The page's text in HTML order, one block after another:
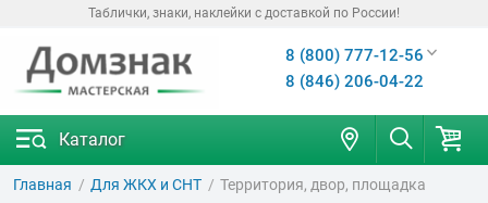
Таблички, знаки, наклейки с доставкой по России!
8 (800) 777-12-56
8 (846) 206-04-22
Каталог
Главная Для ЖКХ и СНТ Территория, двор, площадка